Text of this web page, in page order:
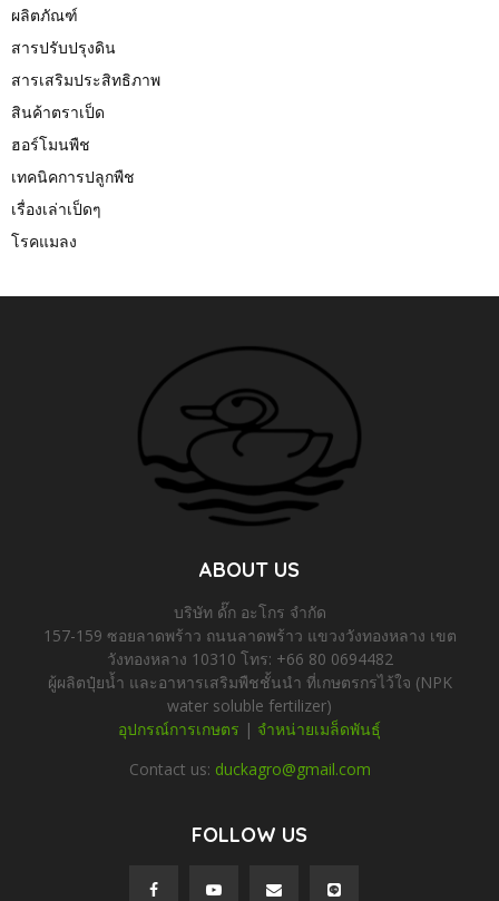
ผลิตภัณฑ์
สารปรับปรุงดิน
สารเสริมประสิทธิภาพ
สินค้าตราเป็ด
ฮอร์โมนพืช
เทคนิคการปลูกพืช
เรื่องเล่าเป็ดๆ
โรคแมลง
ABOUT US
บริษัท ดั๊ก อะโกร จำกัด
157-159 ซอยลาดพร้าว ถนนลาดพร้าว แขวงวังทองหลาง เขต
วังทองหลาง 10310 โทร: +66 80 0694482
ผู้ผลิตปุ๋ยน้ำ และอาหารเสริมพืชชั้นนำ ที่เกษตรกรไว้ใจ (NPK
water soluble fertilizer)
อุปกรณ์การเกษตร | จำหน่ายเมล็ดพันธุ์
Contact us: duckagro@gmail.com
FOLLOW US